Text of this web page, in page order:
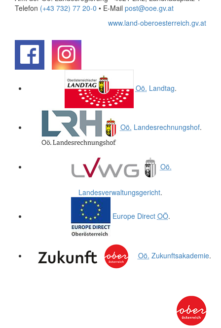
Telefon (+43 732) 77 20-0 • E-Mail post@ooe.gv.at
www.land-oberoesterreich.gv.at
Oö. Landtag.
Oö. Landesrechnungshof.
Oö.
Landesverwaltungsgericht.
Europe Direct OÖ.
Oö. Zukunftsakademie.